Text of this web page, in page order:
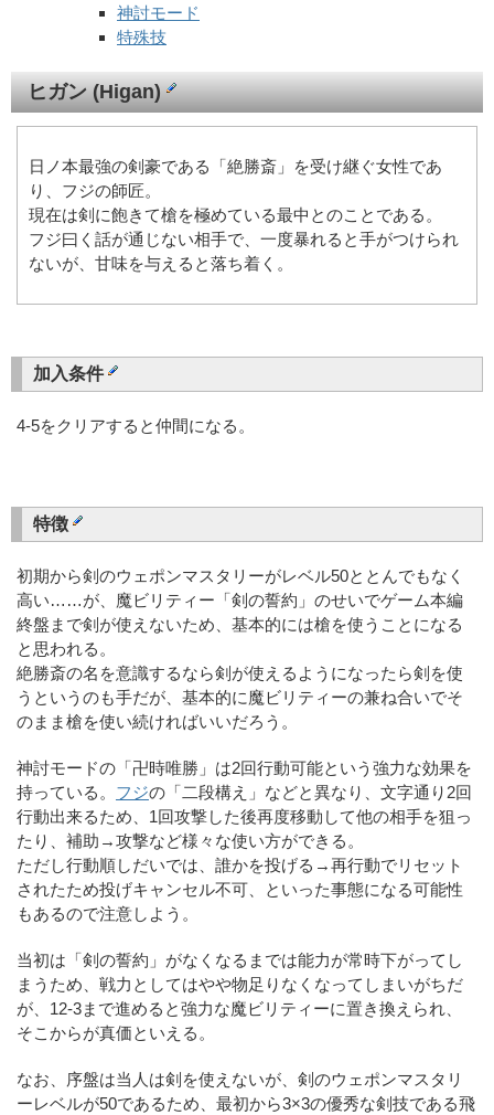
神討モード
特殊技
ヒガン (Higan)
日ノ本最強の剣豪である「絶勝斎」を受け継ぐ女性であ
り、フジの師匠。
現在は剣に飽きて槍を極めている最中とのことである。
フジ曰く話が通じない相手で、一度暴れると手がつけられ
ないが、甘味を与えると落ち着く。
加入条件
4-5をクリアすると仲間になる。
特徴
初期から剣のウェポンマスタリーがレベル50ととんでもなく
高い……が、魔ビリティー「剣の誓約」のせいでゲーム本編
終盤まで剣が使えないため、基本的には槍を使うことになる
と思われる。
絶勝斎の名を意識するなら剣が使えるようになったら剣を使
うというのも手だが、基本的に魔ビリティーの兼ね合いでそ
のまま槍を使い続ければいいだろう。
神討モードの「卍時唯勝」は2回行動可能という強力な効果を
持っている。 フジの「二段構え」などと異なり、文字通り2回
行動出来るため、1回攻撃した後再度移動して他の相手を狙っ
たり、補助→攻撃など様々な使い方ができる。
ただし行動順しだいでは、誰かを投げる→再行動でリセット
されたため投げキャンセル不可、といった事態になる可能性
もあるので注意しよう。
当初は「剣の誓約」がなくなるまでは能力が常時下がってし
まうため、戦力としてはやや物足りなくなってしまいがちだ
が、12-3まで進めると強力な魔ビリティーに置き換えられ、
そこからが真価といえる。
なお、序盤は当人は剣を使えないが、剣のウェポンマスタリ
ーレベルが50であるため、最初から3×3の優秀な剣技である飛